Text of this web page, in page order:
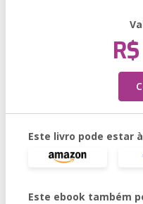
Este livro pode estar
Este ebook também